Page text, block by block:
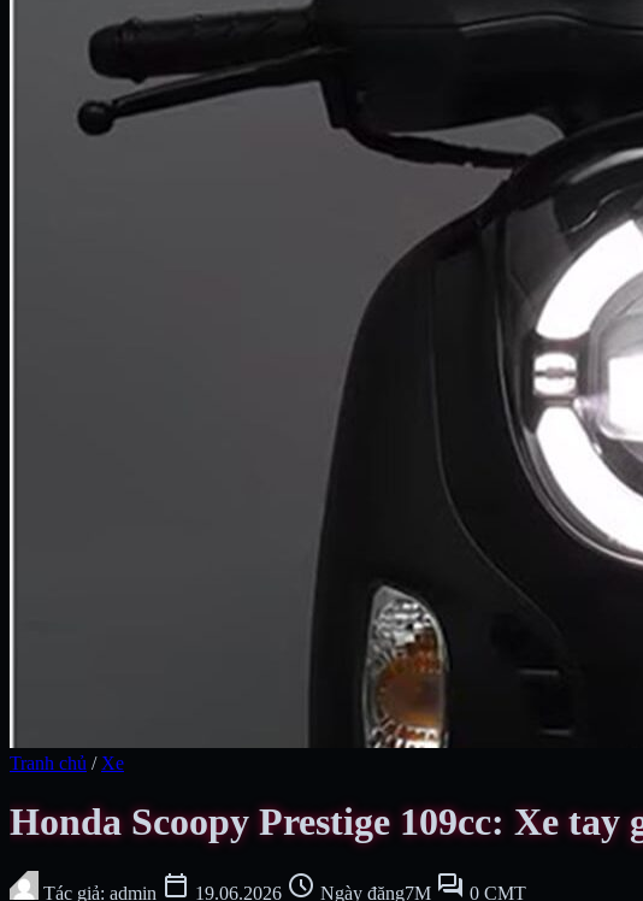
Tranh chủ / Xe
Honda Scoopy Prestige 109cc: Xe
Tác giả: admin calendar_today 19.06.2026 schedule Ngày đăng7M forum 0 CMT